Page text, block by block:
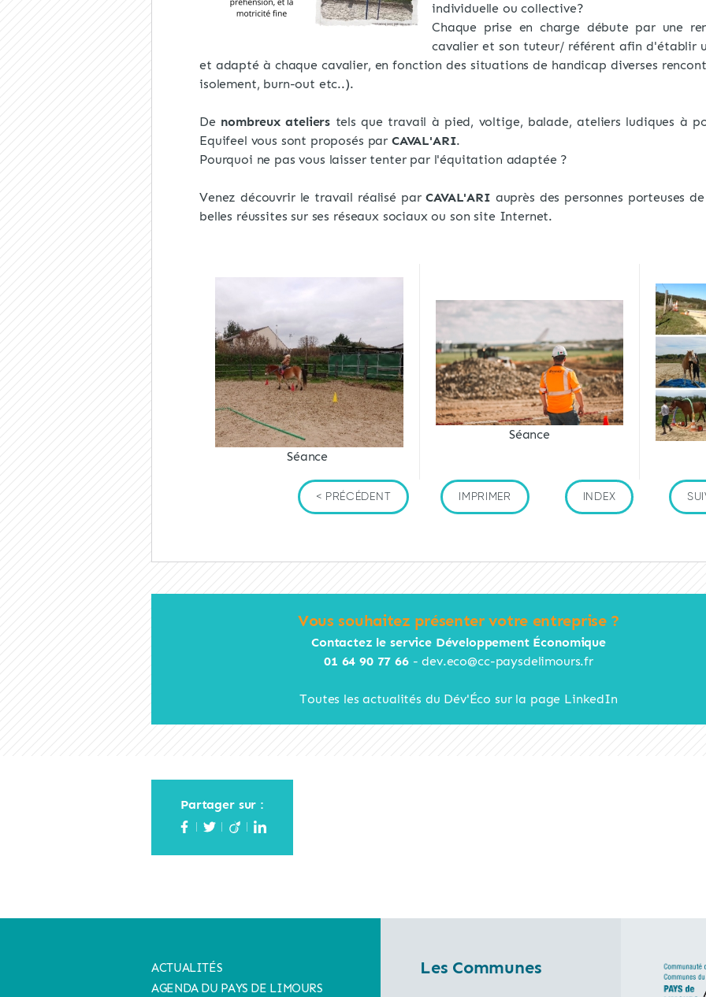
individuelle ou collective?
Chaque prise en charge débute par une
cavalier et son tuteur/ référent afin d'établir
et adapté à chaque cavalier, en fonction des situations de handicap diverses
isolement, burn-out etc..).
De nombreux ateliers tels que travail à pied, voltige, balade, ateliers ludiques à
Equifeel vous sont proposés par CAVAL'ARI.
Pourquoi ne pas vous laisser tenter par l'équitation adaptée ?
Venez découvrir le travail réalisé parCAVAL'ARI auprès des personnes porteuses
belles réussites sur ses réseaux sociaux ou son site Internet.
Séance
Séance
< PRÉCÉDENT IMPRIMER INDEX
Vous souhaitez présenter votre entreprise ?
Contactez le service Développement Économique
01 64 90 77 66-dev.eco@cc-paysdelimours.fr
Toutes les actualités du Dév'Éco sur la page LinkedIn
Partager sur :
ACTUALITÉS
AGENDA DU PAYS DE LIMOURS
Les Communes